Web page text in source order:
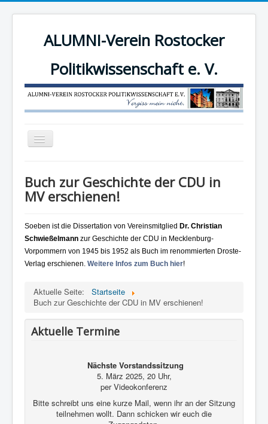
ALUMNI-Verein Rostocker
Politikwissenschaft e. V.
Navigation
Der Verein
Mitgliederbereich
Mitglied werden!
Kontakt und Impressum
Buch zur Geschichte der CDU in
MV erschienen!
Soeben ist die Dissertation von Vereinsmitglied Dr. Christian
Schwießelmann zur Geschichte der CDU in Mecklenburg-
Vorpommern von 1945 bis 1952 als Buch im renommierten Droste-
Verlag erschienen. Weitere Infos zum Buch hier!
Aktuelle Seite:
Startseite
Buch zur Geschichte der CDU in MV erschienen!
Aktuelle Termine
Nächste Vorstandssitzung
5. März 2025, 20 Uhr,
per Videokonferenz
Bitte schreibt uns eine kurze Mail, wenn ihr an der Sitzung
teilnehmen wollt. Dann schicken wir euch die